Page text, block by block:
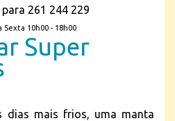
261 244 229
Sexta 10h00 - 18h00
Super
dias mais frios, uma manta